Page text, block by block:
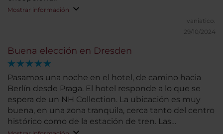
Mostrar información
vaniatico.
29/10/2024
Buena elección en Dresden
Pasamos una noche en el hotel, de camino hacia
Berlín desde Praga. El hotel responde a lo que se
espera de un NH Collection. La ubicación es muy
buena, en una zona tranquila, cerca tanto del centro
histórico como de la estación de tren. Las